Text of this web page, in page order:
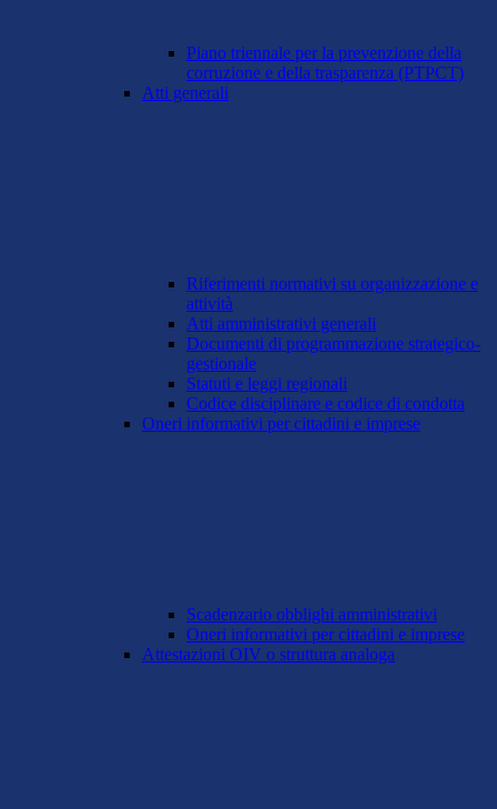
Piano triennale per la prevenzione della
corruzione e della trasparenza (PTPCT)
Atti generali
Riferimenti normativi su organizzazione e
attività
Atti amministrativi generali
Documenti di programmazione strategico-
gestionale
Statuti e leggi regionali
Codice disciplinare e codice di condotta
Oneri informativi per cittadini e imprese
Scadenzario obblighi amministrativi
Oneri informativi per cittadini e imprese
Attestazioni OIV o struttura analoga